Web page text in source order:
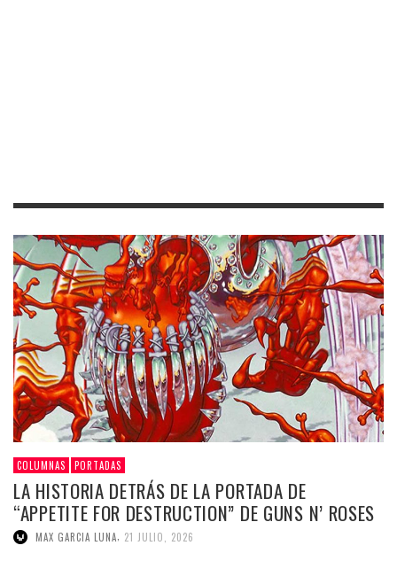
COLUMNAS PORTADAS
LA HISTORIA DETRÁS DE LA PORTADA DE
“APPETITE FOR DESTRUCTION” DE GUNS N’ ROSES
MAX GARCIA LUNA, 21 JULIO, 2026